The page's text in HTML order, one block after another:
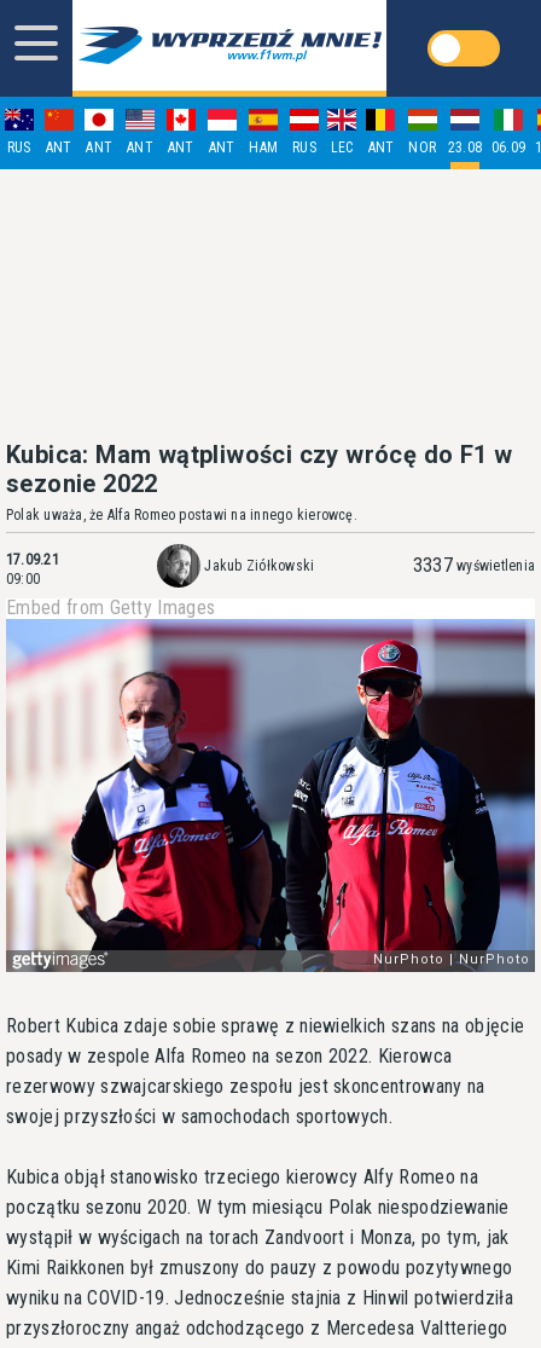
RUS ANT ANT ANT ANT ANT HAM RUS LEC ANT NOR 23.08 06.09
Kubica: Mam wątpliwości czy wrócę do F1 w
sezonie 2022
Polak uważa, że Alfa Romeo postawi na innego kierowcę.
17.09.21
09:00
Jakub Ziółkowski 3337 wyświetlenia
Embed from Getty Images
Robert Kubica zdaje sobie sprawę z niewielkich szans na objęcie
posady w zespole Alfa Romeo na sezon 2022. Kierowca
rezerwowy szwajcarskiego zespołu jest skoncentrowany na
swojej przyszłości w samochodach sportowych.
Kubica objął stanowisko trzeciego kierowcy Alfy Romeo na
początku sezonu 2020. W tym miesiącu Polak niespodziewanie
wystąpił w wyścigach na torach Zandvoort i Monza, po tym, jak
Kimi Raikkonen był zmuszony do pauzy z powodu pozytywnego
wyniku na COVID-19. Jednocześnie stajnia z Hinwil potwierdziła
przyszłoroczny angaż odchodzącego z Mercedesa Valtteriego